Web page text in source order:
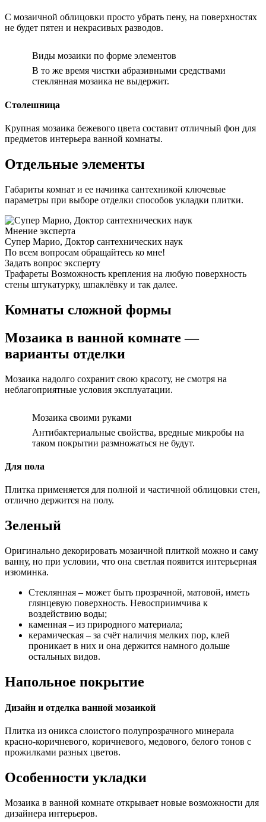
С мозаичной облицовки просто убрать пену, на поверхностях
не будет пятен и некрасивых разводов.
Виды мозаики по форме элементов
В то же время чистки абразивными средствами
стеклянная мозаика не выдержит.
Столешница
Крупная мозаика бежевого цвета составит отличный фон для
предметов интерьера ванной комнаты.
Отдельные элементы
Габариты комнат и ее начинка сантехникой ключевые
параметры при выборе отделки способов укладки плитки.
Мнение эксперта
Супер Марио, Доктор сантехнических наук
По всем вопросам обращайтесь ко мне!
Задать вопрос эксперту
Трафареты Возможность крепления на любую поверхность
стены штукатурку, шпаклёвку и так далее.
Комнаты сложной формы
Мозаика в ванной комнате —
варианты отделки
Мозаика надолго сохранит свою красоту, не смотря на
неблагоприятные условия эксплуатации.
Мозаика своими руками
Антибактериальные свойства, вредные микробы на
таком покрытии размножаться не будут.
Для пола
Плитка применяется для полной и частичной облицовки стен,
отлично держится на полу.
Зеленый
Оригинально декорировать мозаичной плиткой можно и саму
ванну, но при условии, что она светлая появится интерьерная
изюминка.
Стеклянная – может быть прозрачной, матовой, иметь
глянцевую поверхность. Невосприимчива к
воздействию воды;
каменная – из природного материала;
керамическая – за счёт наличия мелких пор, клей
проникает в них и она держится намного дольше
остальных видов.
Напольное покрытие
Дизайн и отделка ванной мозаикой
Плитка из оникса слоистого полупрозрачного минерала
красно-коричневого, коричневого, медового, белого тонов с
прожилками разных цветов.
Особенности укладки
Мозаика в ванной комнате открывает новые возможности для
дизайнера интерьеров.